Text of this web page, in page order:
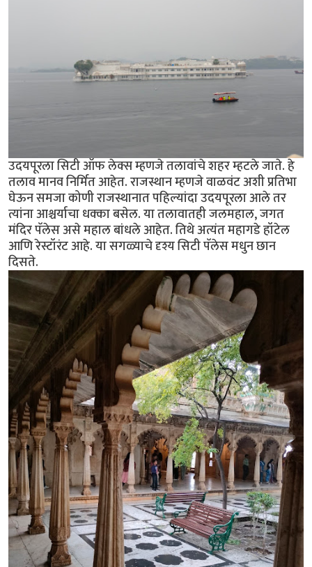
उदयपूरला सिटी ऑफ लेक्स म्हणजे तलावांचे शहर म्हटले जाते. हे
तलाव मानव निर्मित आहेत. राजस्थान म्हणजे वाळवंट अशी प्रतिभा
घेऊन समजा कोणी राजस्थानात पहिल्यांदा उदयपूरला आले तर
त्यांना आश्चर्याचा धक्का बसेल. या तलावातही जलमहाल, जगत
मंदिर पॅलेस असे महाल बांधले आहेत. तिथे अत्यंत महागडे हॉटेल
आणि रेस्टॉरंट आहे. या सगळ्याचे दृश्य सिटी पॅलेस मधुन छान
दिसते.